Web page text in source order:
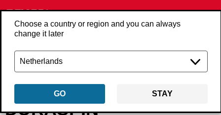
Choose a country or region and you can always
change it later
GO STAY
Zurück aktuelles duraspin-technologie-fur-effizienz-gemacht
DURASPIN-